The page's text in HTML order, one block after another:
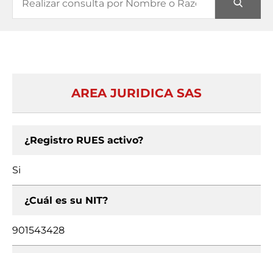
AREA JURIDICA SAS
¿Registro RUES activo?
Si
¿Cuál es su NIT?
901543428